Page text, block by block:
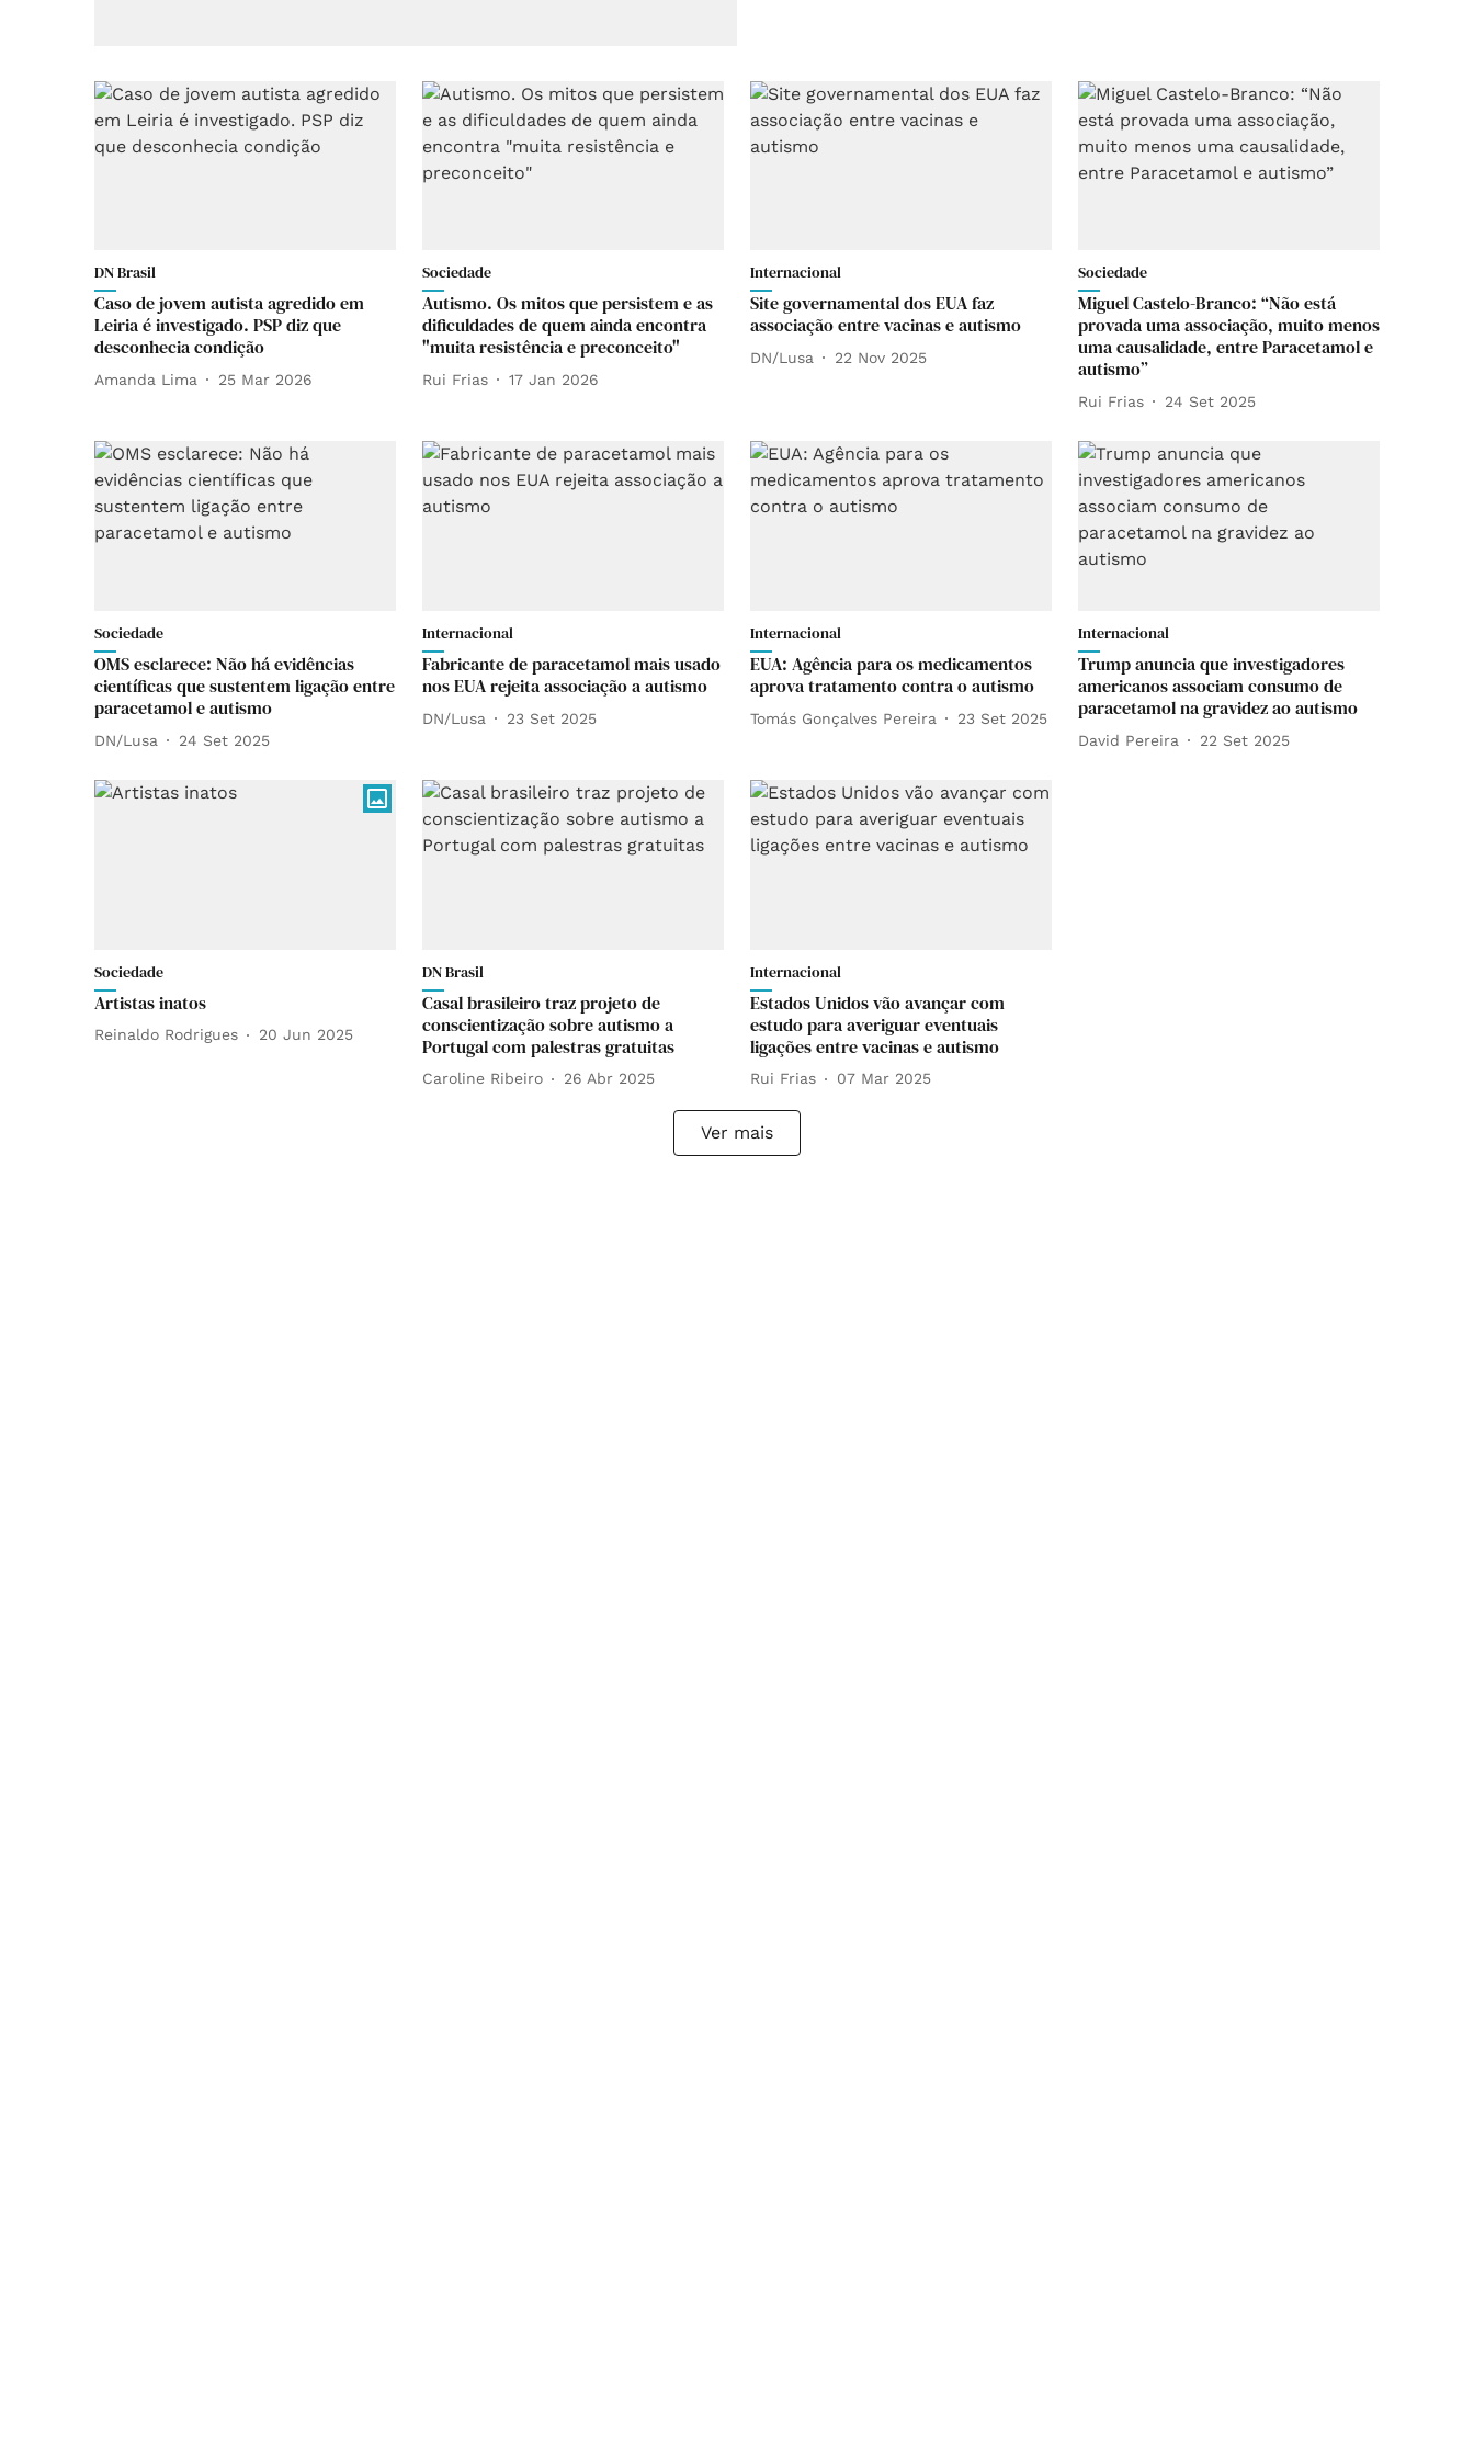
DN Brasil
Caso de jovem autista agredido em
Leiria é investigado. PSP diz que
desconhecia condição
Amanda Lima 25 Mar 2026
Sociedade
Autismo. Os mitos que persistem e as
dificuldades de quem ainda encontra
"muita resistência e preconceito"
Rui Frias 17 Jan 2026
Internacional
Site governamental dos EUA faz
associação entre vacinas e autismo
DN/Lusa 22 Nov 2025
Sociedade
Miguel Castelo-Branco: “Não está
provada uma associação, muito menos
uma causalidade, entre Paracetamol e
autismo”
Rui Frias 24 Set 2025
Sociedade
OMS esclarece: Não há evidências
científicas que sustentem ligação entre
paracetamol e autismo
DN/Lusa 24 Set 2025
Internacional
Fabricante de paracetamol mais usado
nos EUA rejeita associação a autismo
DN/Lusa 23 Set 2025
Internacional
EUA: Agência para os medicamentos
aprova tratamento contra o autismo
Tomás Gonçalves Pereira 23 Set 2025
Internacional
Trump anuncia que investigadores
americanos associam consumo de
paracetamol na gravidez ao autismo
David Pereira 22 Set 2025
Sociedade
Artistas inatos
Reinaldo Rodrigues 20 Jun 2025
DN Brasil
Casal brasileiro traz projeto de
conscientização sobre autismo a
Portugal com palestras gratuitas
Caroline Ribeiro 26 Abr 2025
Internacional
Estados Unidos vão avançar com
estudo para averiguar eventuais
ligações entre vacinas e autismo
Rui Frias 07 Mar 2025
Ver mais